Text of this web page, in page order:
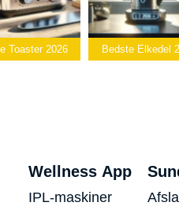
2026 Bedste Elkedel 2026
Wellness App
IPL-maskiner